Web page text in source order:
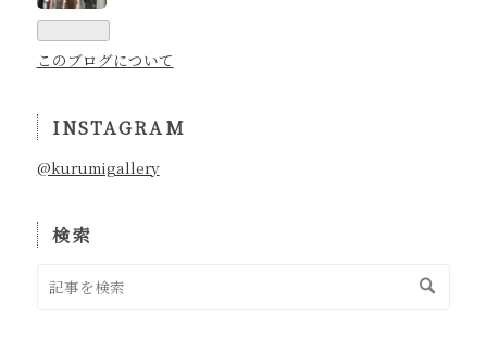
このブログについて
INSTAGRAM
@kurumigallery
検索